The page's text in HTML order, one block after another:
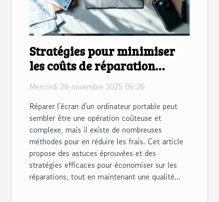
Stratégies pour minimiser
les coûts de réparation
d'écrans d'ordinateurs
portables
Mercredi 26 novembre 2025 06:26
Réparer l'écran d'un ordinateur portable peut
sembler être une opération coûteuse et
complexe, mais il existe de nombreuses
méthodes pour en réduire les frais. Cet article
propose des astuces éprouvées et des
stratégies efficaces pour économiser sur les
réparations, tout en maintenant une qualité...